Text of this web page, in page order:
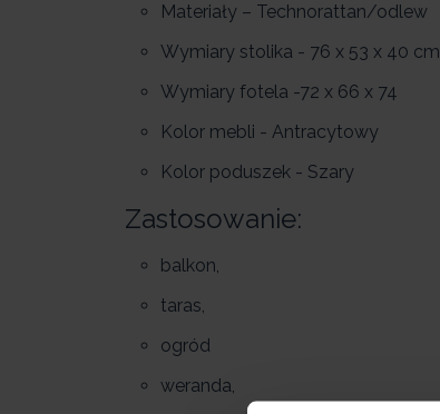
Materiały – Technorattan/odlew
Wymiary stolika - 76 x 53 x 40 cm
Wymiary fotela -72 x 66 x 74
Kolor mebli - Antracytowy
Kolor poduszek - Szary
Zastosowanie:
balkon,
taras,
ogród
weranda,